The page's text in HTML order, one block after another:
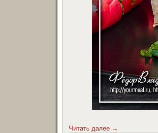
Читать далее →